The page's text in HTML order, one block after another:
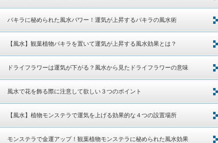
パキラに秘められた風水パワー！運気が上昇するパキラの風水術
【風水】観葉植物パキラを置いて運気が上昇する風水効果とは？
ドライフラワーは運気が下がる？風水から見たドライフラワーの意味
風水で花を飾る際に注意して欲しい３つのポイント
【風水】植物モンステラで運気を上げる効果的な４つの設置場所
モンステラで金運アップ！観葉植物モンステラに秘められた風水効果